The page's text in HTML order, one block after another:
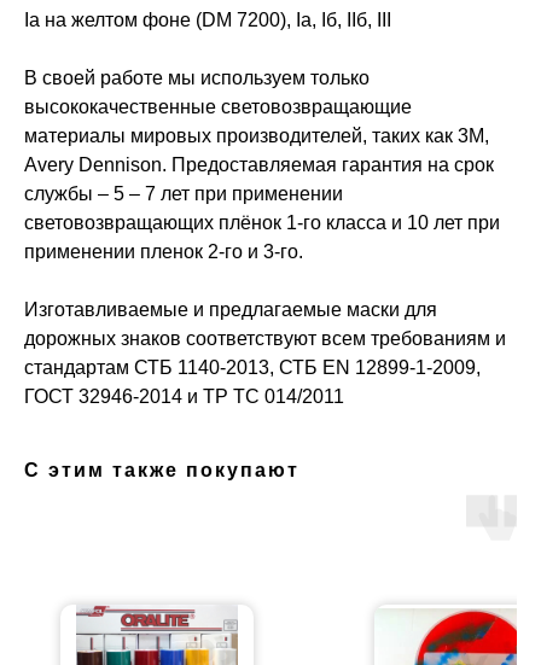
Iа на желтом фоне (DM 7200), Iа, Iб, IIб, III
В своей работе мы используем только
высококачественные световозвращающие
материалы мировых производителей, таких как 3M,
Avery Dennison. Предоставляемая гарантия на срок
службы – 5 – 7 лет при применении
световозвращающих плёнок 1-го класса и 10 лет при
применении пленок 2-го и 3-го.
Изготавливаемые и предлагаемые маски для
дорожных знаков соответствуют всем требованиям и
стандартам СТБ 1140-2013, СТБ ЕN 12899-1-2009,
ГОСТ 32946-2014 и ТР ТС 014/2011
С этим также покупают